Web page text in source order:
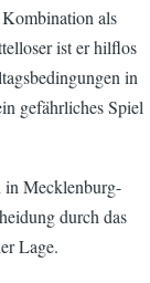
als
ist er hilflos
in
gefährliches Spiel
in Mecklenburg-
durch das
Lage.